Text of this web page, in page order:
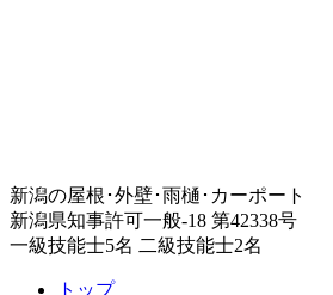
新潟の屋根･外壁･雨樋･カーポート
新潟県知事許可一般-18 第42338号
一級技能士5名 二級技能士2名
トップ